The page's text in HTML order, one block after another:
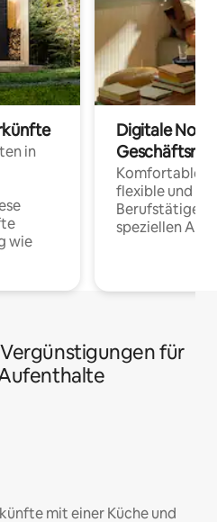
in
wie
Digitale
Komfortable
flexible und
Berufstätige
speziellen
für
mit einer Küche und